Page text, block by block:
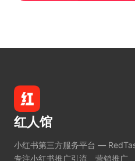
红人馆
小红书第三方服务平台 —
专注小红书推广引流、营销推广